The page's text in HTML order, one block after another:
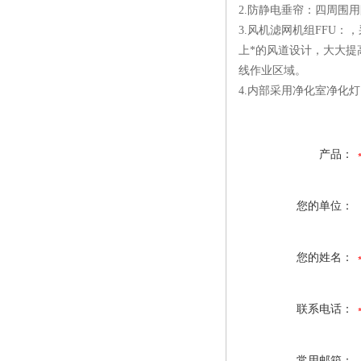
2.防静电垂帘：四周围
3.风机滤网机组FFU：
上*的风道设计，大大提
线作业区域。
4.内部采用净化室净化
产品：
您的单位：
您的姓名：
联系电话：